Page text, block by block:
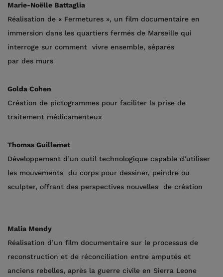
Marie-Noëlle Battaglia
Réalisation de « Fermetures », un film documentaire en
immersion dans les quartiers fermés de Marseille qui
interroge sur comment vivre ensemble, séparés
par des murs
Golda Cohen
Création de pictogrammes pour faciliter la prise de
traitement médicamenteux
Thomas Guillemet
Développement d’un outil technologique capable d’utiliser
les mouvements du corps pour dessiner, peindre ou
sculpter, offrant des perspectives nouvelles de création
Malia Mendy
Réalisation d’un film documentaire sur le processus de
reconstruction et de réconciliation entre amputés et
anciens rebelles, après la guerre civile en Sierra Leone